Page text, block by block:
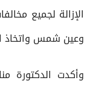
الإزالة لجميع
وعين شمس واتخاذ
وأكدت الدكتورة